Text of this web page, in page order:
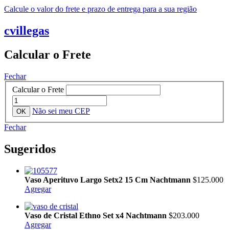
Calcule o valor do frete e prazo de entrega para a sua região
cvillegas
Calcular o Frete
Fechar
Calcular o Frete
Não sei meu CEP
Fechar
Sugeridos
Vaso Aperituvo Largo Setx2 15 Cm Nachtmann $125.000
Agregar
Vaso de Cristal Ethno Set x4 Nachtmann $203.000
Agregar